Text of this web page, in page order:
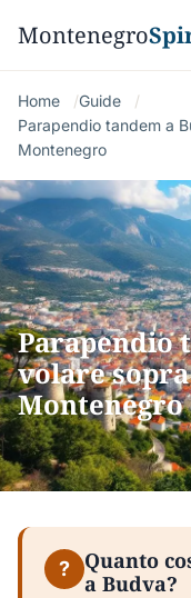
Montenegro
Home
Guide
Parapendio tandem a
Montenegro
Parapendio
volare
Montenegro
?
Quanto
a Budva?